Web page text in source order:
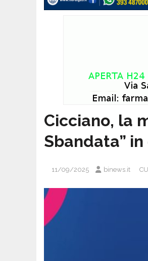
Cicciano, la
Sbandata”
11/09/2025 binews.it